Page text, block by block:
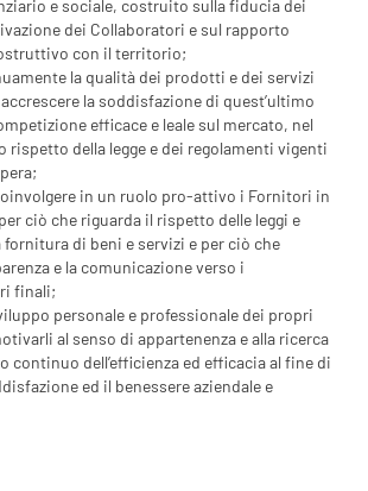
e sociale, costruito sulla fiducia dei
dei Collaboratori e sul rapporto
con il territorio;
la qualità dei prodotti e dei servizi
la soddisfazione di quest’ultimo
efficace e leale sul mercato, nel
rispetto della legge e dei regolamenti vigenti
in un ruolo pro-attivo i Fornitori in
ciò che riguarda il rispetto delle leggi e
fornitura di beni e servizi e per ciò che
e la comunicazione verso i
finali;
personale e professionale dei propri
al senso di appartenenza e alla ricerca
continuo dell’efficienza ed efficacia al fine di
ed il benessere aziendale e